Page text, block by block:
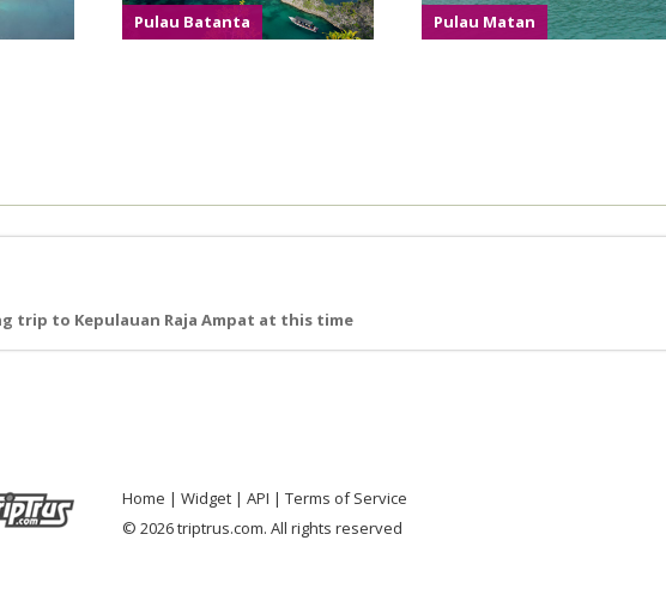
Pulau Batanta Pulau Matan
trip to Kepulauan Raja Ampat at this time
Home Widget API
Terms of Service
© 2026 triptrus.com. All rights reserved